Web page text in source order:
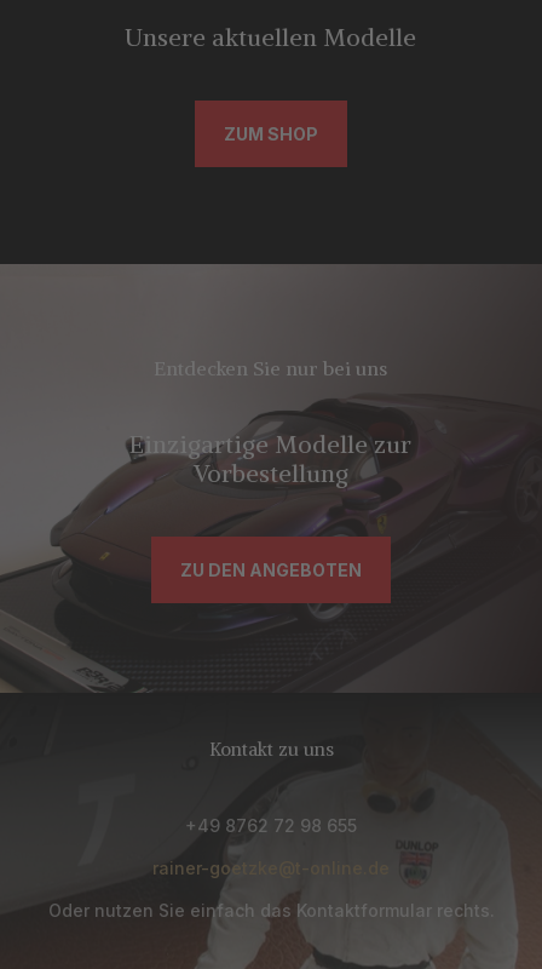
Unsere aktuellen Modelle
ZUM SHOP
Entdecken Sie nur bei uns
Einzigartige Modelle zur
Vorbestellung
ZU DEN ANGEBOTEN
Kontakt zu uns
+49 8762 72 98 655
rainer-goetzke@t-online.de
Oder nutzen Sie einfach das Kontaktformular rechts.